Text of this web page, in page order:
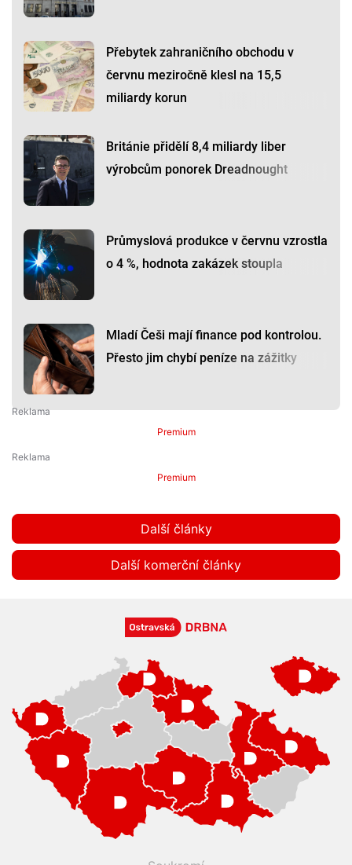
Přebytek zahraničního obchodu v
červnu meziročně klesl na 15,5
miliardy korun
Británie přidělí 8,4 miliardy liber
výrobcům ponorek Dreadnought
Průmyslová produkce v červnu vzrostla
o 4 %, hodnota zakázek stoupla
Mladí Češi mají finance pod kontrolou.
Přesto jim chybí peníze na zážitky
Premium
Premium
Další články
Další komerční články